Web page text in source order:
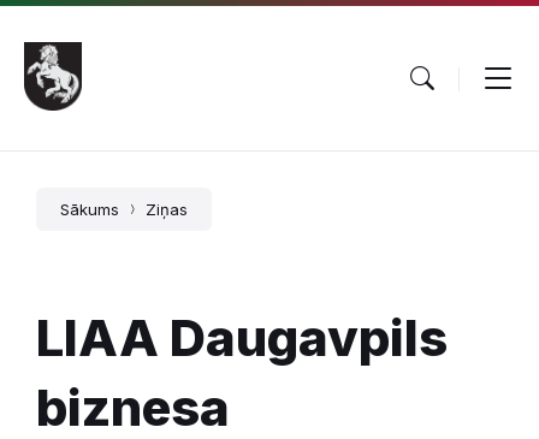
Pāriet
saturu
Skip
main
navigation
Skip
footer
Sākums Ziņas
LIAA Daugavpils
biznesa